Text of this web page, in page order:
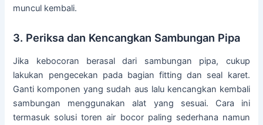
muncul kembali.
3. Periksa dan Kencangkan Sambungan Pipa
Jika kebocoran berasal dari sambungan pipa, cukup
lakukan pengecekan pada bagian fitting dan seal karet.
Ganti komponen yang sudah aus lalu kencangkan kembali
sambungan menggunakan alat yang sesuai. Cara ini
termasuk solusi toren air bocor paling sederhana namun